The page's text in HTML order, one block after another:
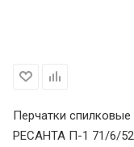
Перчатки спилковые
РЕСАНТА П-1 71/6/52